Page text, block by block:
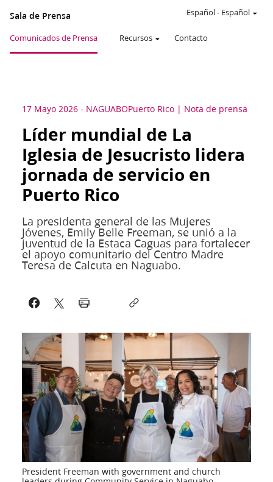
Sala de Prensa
Comunicados de Prensa Recursos Contacto
Español- Español
17 Mayo 2026 - NAGUABOPuerto Rico Nota de prensa
Líder mundial de La
Iglesia de Jesucristo lidera
jornada de servicio en
Puerto Rico
La presidenta general de las Mujeres
Jóvenes, Emily Belle Freeman, se unió a la
juventud de la Estaca Caguas para fortalecer
el apoyo comunitario del Centro Madre
Teresa de Calcuta en Naguabo.
President Freeman with government and church